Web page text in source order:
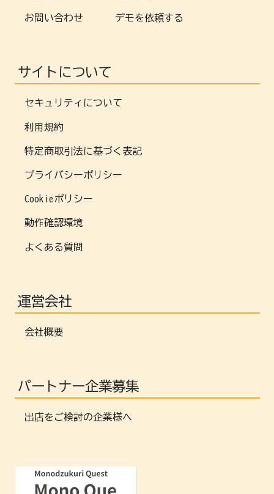
お問い合わせ デモを依頼する
サイトについて
セキュリティについて
利用規約
特定商取引法に基づく表記
プライバシーポリシー
Cookieポリシー
動作確認環境
よくある質問
運営会社
会社概要
パートナー企業募集
出店をご検討の企業様へ